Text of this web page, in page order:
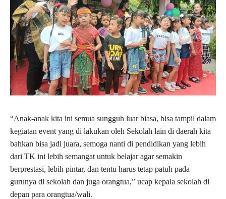
“Anak-anak kita ini semua sungguh luar biasa, bisa tampil dalam
kegiatan event yang di lakukan oleh Sekolah lain di daerah kita
bahkan bisa jadi juara, semoga nanti di pendidikan yang lebih
dari TK ini lebih semangat untuk belajar agar semakin
berprestasi, lebih pintar, dan tentu harus tetap patuh pada
gurunya di sekolah dan juga orangtua,” ucap kepala sekolah di
depan para orangtua/wali.